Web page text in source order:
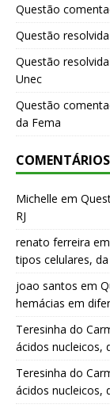
Questão
Questão
Questão
Unec
Questão
da Fema
COMENTÁRIOS
Michelle em
RJ
renato ferreira em
tipos celulares,
joao santos em
hemácias em
Teresinha do
ácidos nucleicos,
Teresinha do
ácidos nucleicos,